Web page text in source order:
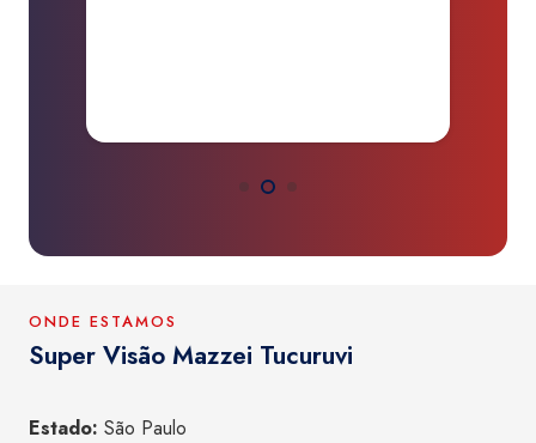
ONDE ESTAMOS
Super Visão Mazzei Tucuruvi
Estado: São Paulo